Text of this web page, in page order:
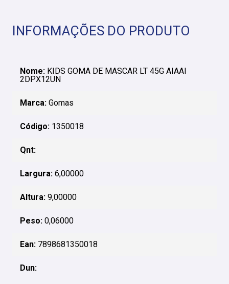
INFORMAÇÕES DO PRODUTO
Nome: KIDS GOMA DE MASCAR LT 45G AIAAI
2DPX12UN
Marca: Gomas
Código: 1350018
Qnt:
Largura: 6,00000
Altura: 9,00000
Peso: 0,06000
Ean: 7898681350018
Dun: